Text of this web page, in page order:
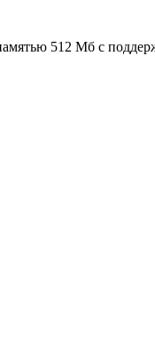
512 Mб с